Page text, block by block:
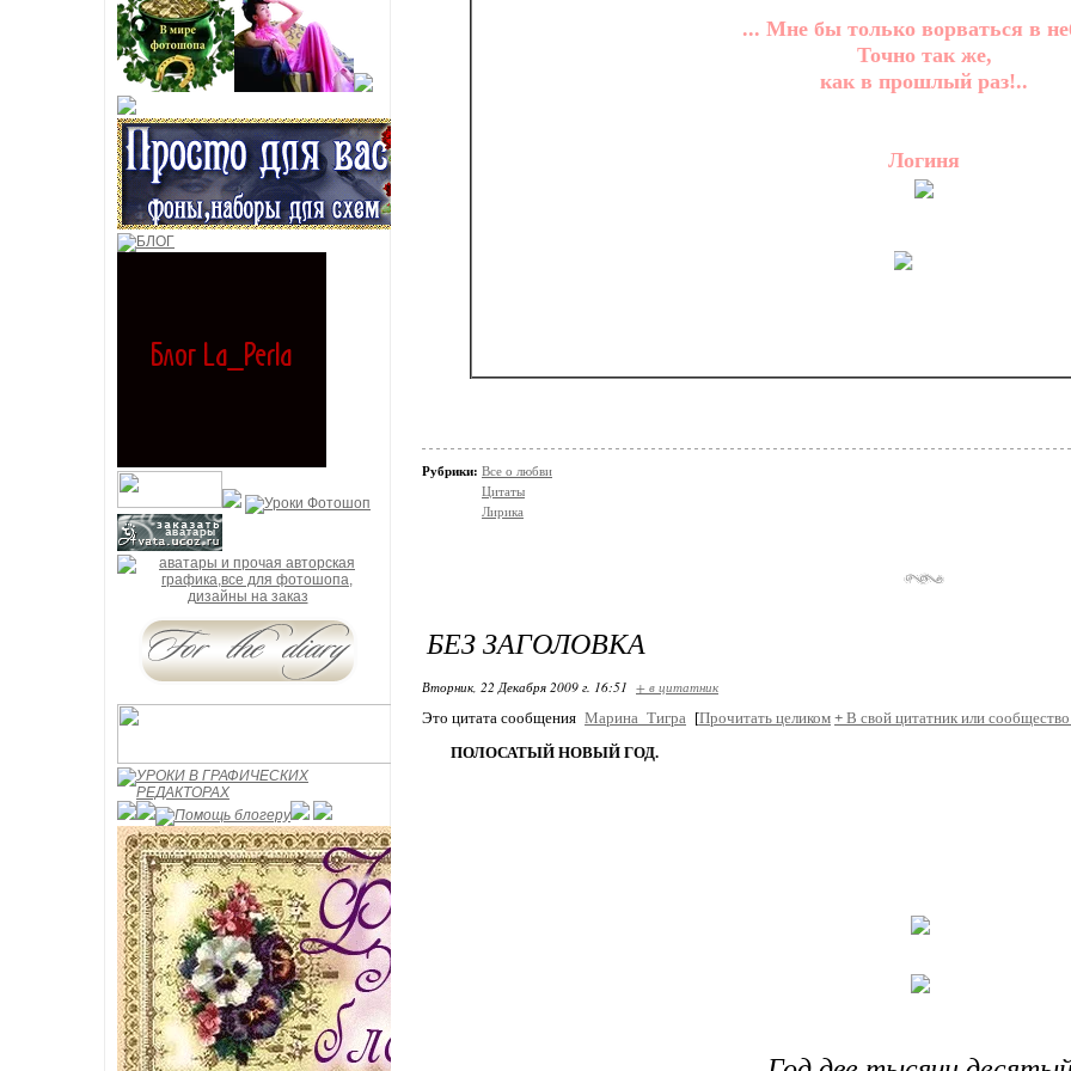
... Мне бы только ворваться в
Точно так же,
как в прошлый раз!..
Логиня
Рубрики: Все о любви
Цитаты
Лирика
БЕЗ ЗАГОЛОВКА
Вторник, 22 Декабря 2009 г. 16:51 + в цитатник
Это цитата сообщения Марина_Тигра [Прочитать целиком + В свой цитатник или
ПОЛОСАТЫЙ НОВЫЙ ГОД.